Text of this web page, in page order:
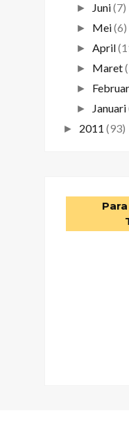
► Juni(7)
► Mei(6)
►April
► Maret
►
► Januari
► 2011 (93)